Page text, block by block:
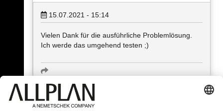
15.07.2021 - 15:14
Vielen Dank für die ausführliche Problemlösung.
Ich werde das umgehend testen ;)